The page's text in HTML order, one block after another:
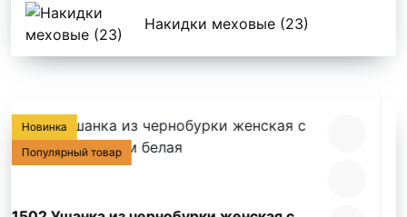
Накидки меховые (23)
Новинка
Популярный товар